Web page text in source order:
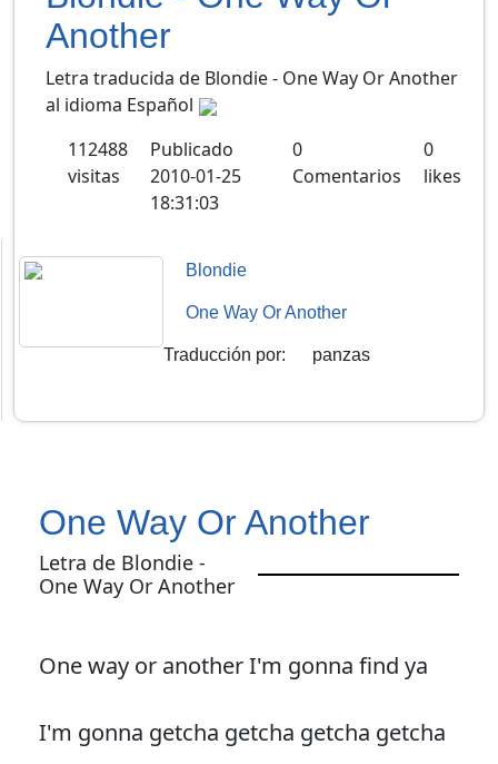
Another
Letra traducida de Blondie - One Way Or Another
al idioma Español
112488
visitas
Publicado
2010-01-25
18:31:03
0
Comentarios
0
likes
Blondie
One Way Or Another
Traducción por: panzas
One Way Or Another
Letra de Blondie -
One Way Or Another
One way or another I'm gonna find ya
I'm gonna getcha getcha getcha getcha